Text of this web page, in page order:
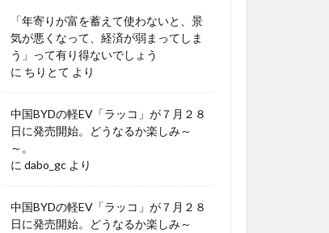
「年寄りが富を蓄えて使わないと、景
気が悪くなって、経済が弱まってしま
う」って有り得ないでしょう
に ちりとて より
中国BYDの軽EV「ラッコ」が７月２８
日に発売開始。どうなるか楽しみ～
～。
に dabo_gc より
中国BYDの軽EV「ラッコ」が７月２８
日に発売開始。どうなるか楽しみ～